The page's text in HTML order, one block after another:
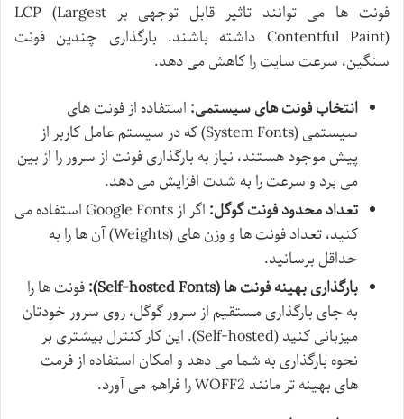
فونت ها می توانند تاثیر قابل توجهی بر LCP (Largest
Contentful Paint) داشته باشند. بارگذاری چندین فونت
سنگین، سرعت سایت را کاهش می دهد.
انتخاب فونت های سیستمی: استفاده از فونت های
سیستمی (System Fonts) که در سیستم عامل کاربر از
پیش موجود هستند، نیاز به بارگذاری فونت از سرور را از بین
می برد و سرعت را به شدت افزایش می دهد.
تعداد محدود فونت گوگل:
اگر از Google Fonts استفاده می
کنید، تعداد فونت ها و وزن های (Weights) آن ها را به
حداقل برسانید.
بارگذاری بهینه فونت ها (Self-hosted Fonts):
فونت ها را
به جای بارگذاری مستقیم از سرور گوگل، روی سرور خودتان
میزبانی کنید (Self-hosted). این کار کنترل بیشتری بر
نحوه بارگذاری به شما می دهد و امکان استفاده از فرمت
های بهینه تر مانند WOFF2 را فراهم می آورد.